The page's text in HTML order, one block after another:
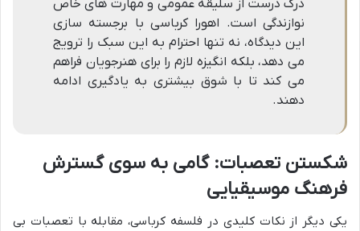
درک درست از سلیقه عمومی و مهارت های خاص
نوازندگی است. اهورا کرباسی با برجسته سازی
این دیدگاه، نه تنها احترام به این سبک را ترویج
می دهد، بلکه انگیزه لازم را برای هنرجویان فراهم
می کند تا با شوق بیشتری به یادگیری ادامه
دهند.
شکستن تعصبات: گامی به سوی گسترش
فرهنگ موسیقیایی
یکی دیگر از نکات کلیدی در فلسفه کرباسی، مقابله با تعصبات بی